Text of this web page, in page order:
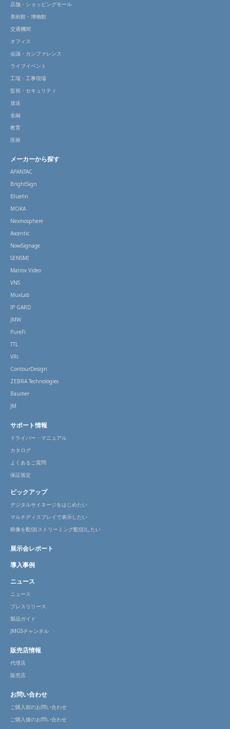
店舗・ショッピングモール
美術館・博物館
交通機関
オフィス
会議・カンファレンス
ライブイベント
工場・工事現場
監視・セキュリティ
放送
金融
教育
医療
メーカーから探す
APANTAC
BrightSign
Bluefin
MOKA
Nexmosphere
Ascentic
NowSignage
SENSMI
Matrox Video
VNS
MuxLab
IP GARD
JMW
PureFi
TTL
VRi
ContourDesign
ZEBRA Technologies
Baumer
JM
サポート情報
ドライバー・マニュアル
カタログ
よくあるご質問
保証規定
ピックアップ
デジタルサイネージをはじめたい
マルチディスプレイで表示したい
映像を配信(ストリーミング配信)したい
展示会レポート
導入事例
ニュース
ニュース
プレスリリース
製品ガイド
JMGSチャンネル
販売店情報
代理店
販売店
お問い合わせ
ご購入前のお問い合わせ
ご購入後のお問い合わせ